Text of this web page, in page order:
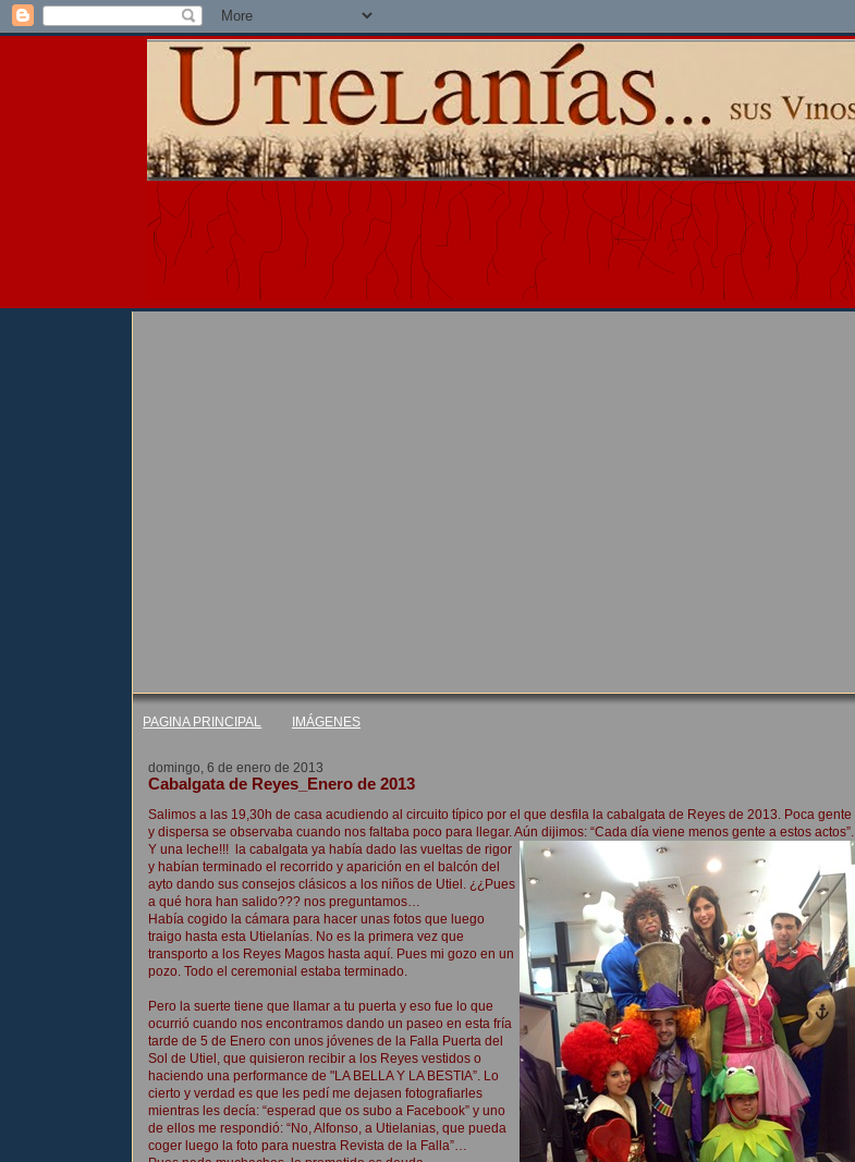
PAGINA PRINCIPAL IMÁGENES
domingo, 6 de enero de 2013
Cabalgata de Reyes_Enero de 2013
Salimos a las 19,30h de casa acudiendo al circuito típico por el que desfila la cabalgata de Reyes de 2013. Poca gente
y dispersa se observaba cuando nos faltaba poco para llegar. Aún dijimos: “Cada día viene menos gente a estos actos”.
Y una leche!!! la cabalgata ya había dado las vueltas de rigor
y habían terminado el recorrido y aparición en el balcón del
ayto dando sus consejos clásicos a los niños de Utiel. ¿¿Pues
a qué hora han salido??? nos preguntamos…
Había cogido la cámara para hacer unas fotos que luego
traigo hasta esta Utielanías. No es la primera vez que
transporto a los Reyes Magos hasta aquí. Pues mi gozo en un
pozo. Todo el ceremonial estaba terminado.
Pero la suerte tiene que llamar a tu puerta y eso fue lo que
ocurrió cuando nos encontramos dando un paseo en esta fría
tarde de 5 de Enero con unos jóvenes de la Falla Puerta del
Sol de Utiel, que quisieron recibir a los Reyes vestidos o
haciendo una performance de "LA BELLA Y LA BESTIA”. Lo
cierto y verdad es que les pedí me dejasen fotografiarles
mientras les decía: “esperad que os subo a Facebook” y uno
de ellos me respondió: “No, Alfonso, a Utielanias, que pueda
coger luego la foto para nuestra Revista de la Falla”…